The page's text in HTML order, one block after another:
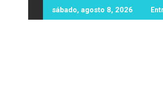
al
sábado, agosto 8, 2026
asalta banco en el sector Valle de Culiacán
Eclipses y embarazo: